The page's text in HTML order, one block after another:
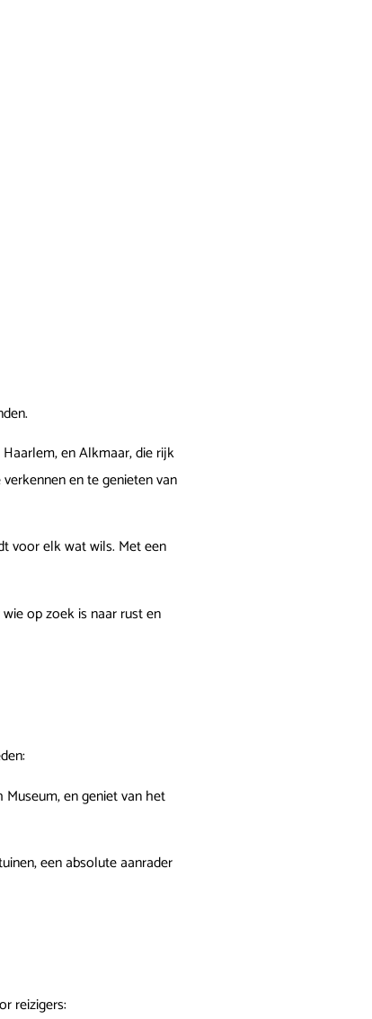
en Alkmaar, die rijk
en te genieten van
voor elk wat wils. Met een
op zoek is naar rust en
en geniet van het
een absolute aanrader
reizigers: